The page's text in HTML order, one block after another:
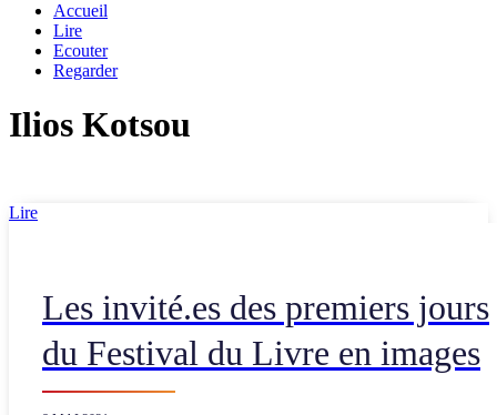
Accueil
Lire
Ecouter
Regarder
Ilios Kotsou
Lire
Les invité.es des premiers jours
du Festival du Livre en images